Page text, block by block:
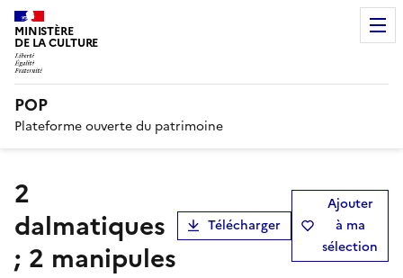
MINISTÈRE
DE LA CULTURE
POP
Plateforme ouverte du patrimoine
2
dalmatiques
; 2 manipules
Télécharger
Ajouter
à ma
sélection